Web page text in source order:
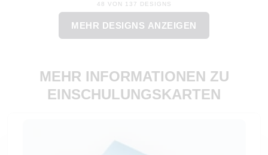
48 VON 137 DESIGNS
MEHR DESIGNS ANZEIGEN
MEHR INFORMATIONEN ZU
EINSCHULUNGSKARTEN